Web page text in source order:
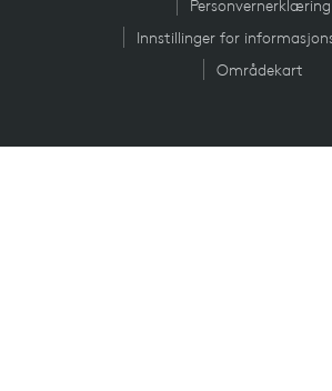
Personvernerklæring
Innstillinger for
Områdekart